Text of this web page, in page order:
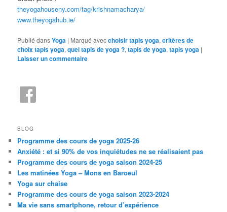
theyogahouseny.com/tag/krishnamacharya/
www.theyogahub.ie/
Publié dansYoga | Marqué avecchoisir tapis yoga,critères de
choix tapis yoga,quel tapis de yoga ?,tapis de yoga,tapis yoga |
Laisser un commentaire
BLOG
Programme des cours de yoga 2025-26
Anxiété : et si 90% de vos inquiétudes ne se réalisaient pas
Programme des cours de yoga saison 2024-25
Les matinées Yoga – Mons en Baroeul
Yoga sur chaise
Programme des cours de yoga saison 2023-2024
Ma vie sans smartphone, retour d’expérience